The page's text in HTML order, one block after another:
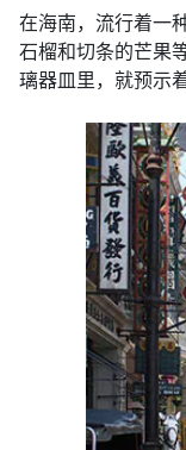
在海南，流行着一
石榴和切条的芒果
璃器皿里，就预示